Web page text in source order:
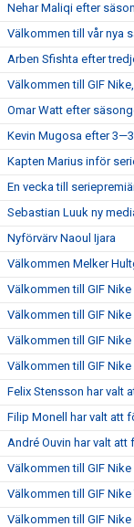
Nehar Maliqi efter
Välkommen till vår nya
Arben Sfishta efter
Välkommen till GIF
Omar Watt efter
Kevin Mugosa efter
Kapten Marius inför
En vecka till
Sebastian Luuk ny
Nyförvärv Naoul Ijara
Välkommen Melker
Välkommen till GIF Nike
Välkommen till GIF
Välkommen till GIF
Välkommen till GIF
Felix Stensson har valt
Filip Monell har valt att
André Ouvin har valt
Välkommen till GIF
Välkommen till GIF
Välkommen till GIF